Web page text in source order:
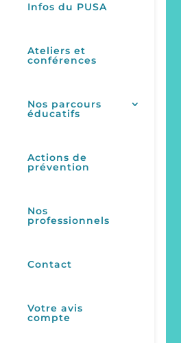
Infos du PUSA
Ateliers et
conférences
Nos parcours
éducatifs
Actions de
prévention
Nos
professionnels
Contact
Votre avis
compte